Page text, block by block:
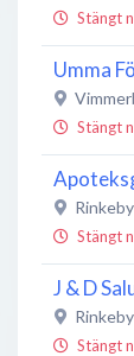
Stängt
Umma
Stängt
Stängt
J & D
Stängt